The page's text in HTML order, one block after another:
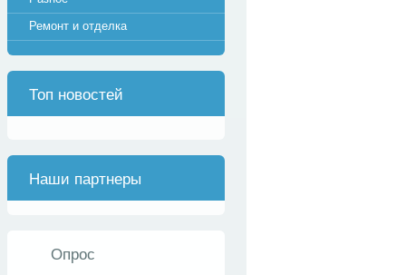
Ремонт и отделка
Топ новостей
Наши партнеры
Опрос